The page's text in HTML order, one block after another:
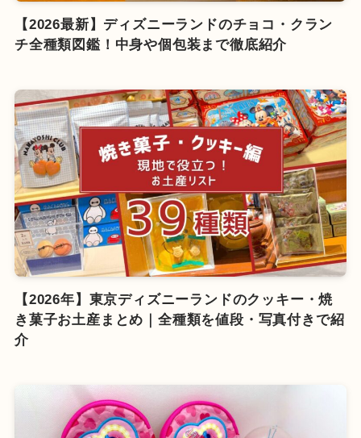
【2026最新】ディズニーランドのチョコ・クラン
チ全種類図鑑！中身や個包装まで徹底紹介
【2026年】東京ディズニーランドのクッキー・焼
き菓子お土産まとめ｜全種類を値段・写真付きで紹
介